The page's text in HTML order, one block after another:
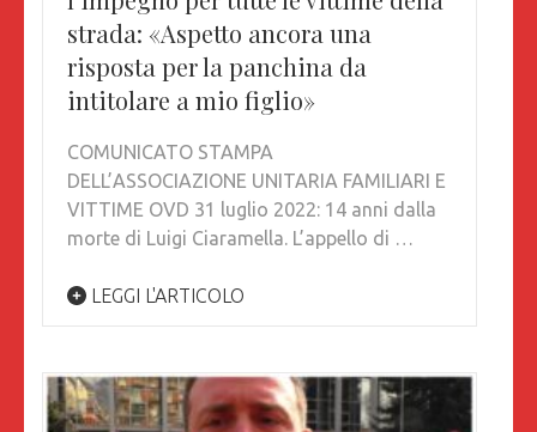
strada: «Aspetto ancora una
risposta per la panchina da
intitolare a mio figlio»
COMUNICATO STAMPA
DELL’ASSOCIAZIONE UNITARIA FAMILIARI E
VITTIME OVD 31 luglio 2022: 14 anni dalla
morte di Luigi Ciaramella. L’appello di …
LEGGI L'ARTICOLO